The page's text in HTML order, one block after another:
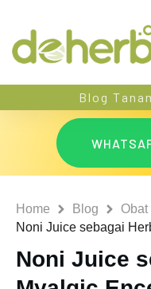
Blog
Home Blog
Obat
Noni Juice